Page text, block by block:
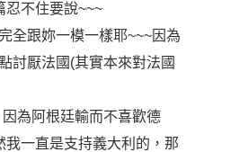
忍不住要說~~~
全跟妳一模一樣耶~~~因為
討厭法國(其實本來對法國
為阿根廷輸而不喜歡德
我一直是支持義大利的，那